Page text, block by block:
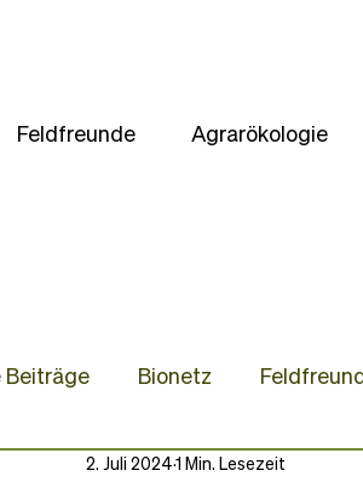
Feldfreunde Agrarökologie
Beiträge Bionetz
Blog Rezepte
2. Juli 20241 Min. Lesezeit